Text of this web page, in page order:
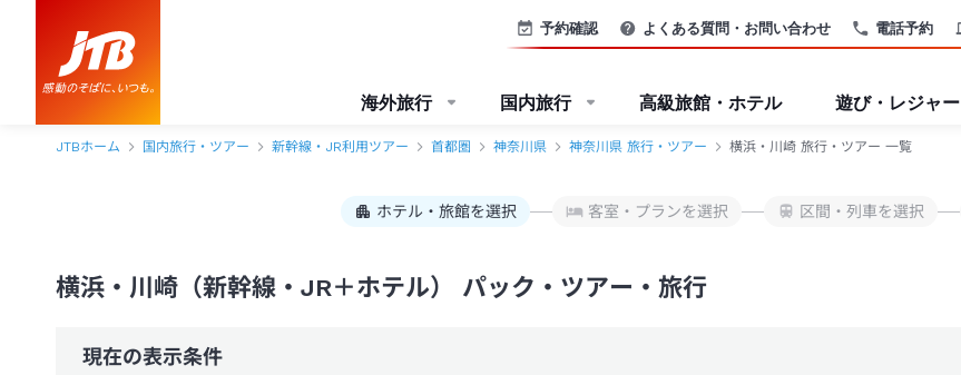
電話予約
予約確認 よくある質問・お問い合わせ
海外旅行 国内旅行 高級旅館・ホテル 遊び・レジャー
JTBホーム 国内旅行・ツアー 新幹線・JR利用ツアー 首都圏 神奈川県 神奈川県 旅行・ツアー 横浜・川崎 旅行・ツアー 一覧
ホテル・旅館を選択 客室・プランを選択 区間・列車を選択
横浜・川崎（新幹線・JR＋ホテル） パック・ツアー・旅行
現在の表示条件